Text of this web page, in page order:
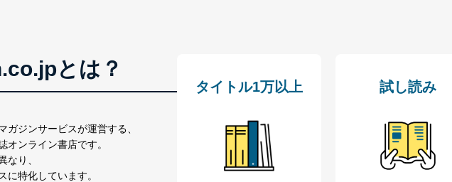
情及び相談受付け窓口
切、かつ迅速に対応させていただきます。
株式会社富士山マガジンサービス 個人情報問い合わせ係
：0570-200-223
とは？
ガジンサービスが運営する、
オンライン書店です。
なり、
に特化しています。
タイトル1万以上 試し読み